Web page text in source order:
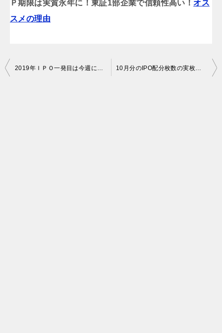
Ｐ期限は実質永年に！東証1部企業で信頼性高い！オス
スメの理由
投
2019年ＩＰＯ一発目は今週に新規承認か。そこから怒濤のIPOラッシュ開始か。昨年と比較してみた。 10月分のIPO配分枚数の実枚数判明！当選確率が判る注目すべき点はこれだ！